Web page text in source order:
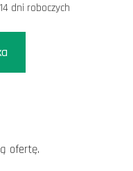
dni roboczych
ofertę.